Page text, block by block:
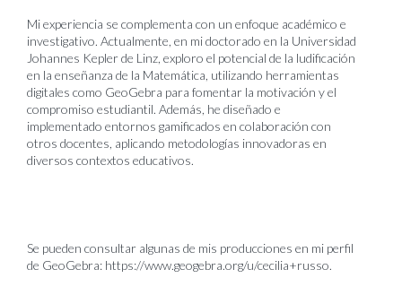
Mi experiencia se complementa con un enfoque académico e
investigativo. Actualmente, en mi doctorado en la Universidad
Johannes Kepler de Linz, exploro el potencial de la ludificación
en la enseñanza de la Matemática, utilizando herramientas
digitales como GeoGebra para fomentar la motivación y el
compromiso estudiantil. Además, he diseñado e
implementado entornos gamificados en colaboración con
otros docentes, aplicando metodologías innovadoras en
diversos contextos educativos.
Se pueden consultar algunas de mis producciones en mi perfil
de GeoGebra: https://www.geogebra.org/u/cecilia+russo.